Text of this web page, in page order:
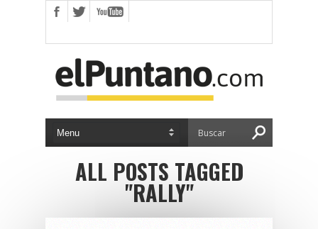
ALL POSTS TAGGED
"RALLY"